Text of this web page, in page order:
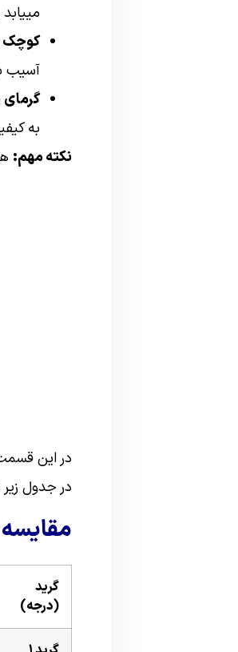
کوچک
آسیب
به
نکته مهم:
در این قسمت از مقاله
در جدول زیر
مقایسه
گرید
(درجه)